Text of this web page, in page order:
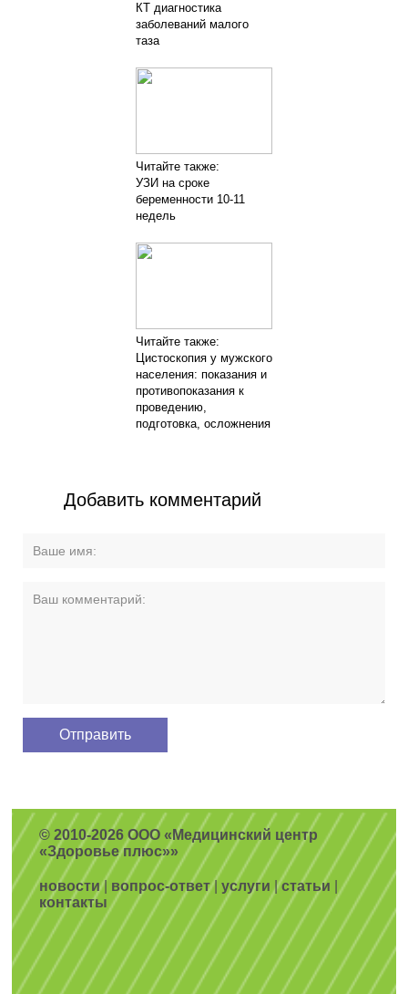
КТ диагностика
заболеваний малого
таза
Читайте также:
УЗИ на сроке
беременности 10-11
недель
Читайте также:
Цистоскопия у мужского
населения: показания и
противопоказания к
проведению,
подготовка, осложнения
Добавить комментарий
© 2010-2026 ООО «Медицинский центр
«Здоровье плюс»»
новости| вопрос-ответ|услуги |статьи
контакты